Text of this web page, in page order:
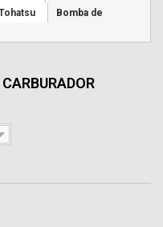
Bomba de